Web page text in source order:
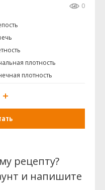
0
плотность
плотность
рецепту?
и напишите